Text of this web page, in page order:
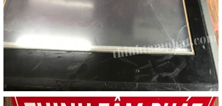
Thông tin hữu ích
Hình ảnh sửa chữa
Liên hệ